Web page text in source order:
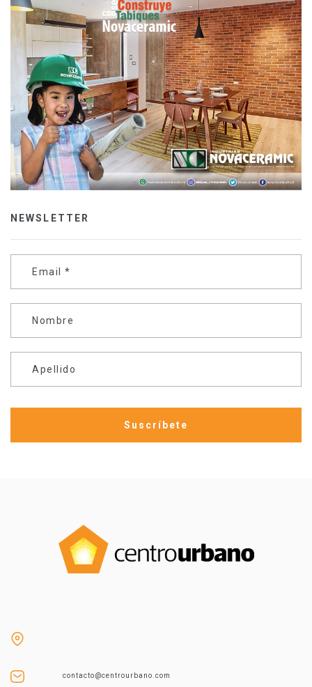
NEWSLETTER
Email *
Nombre
Apellido
contacto@centrourbano.com